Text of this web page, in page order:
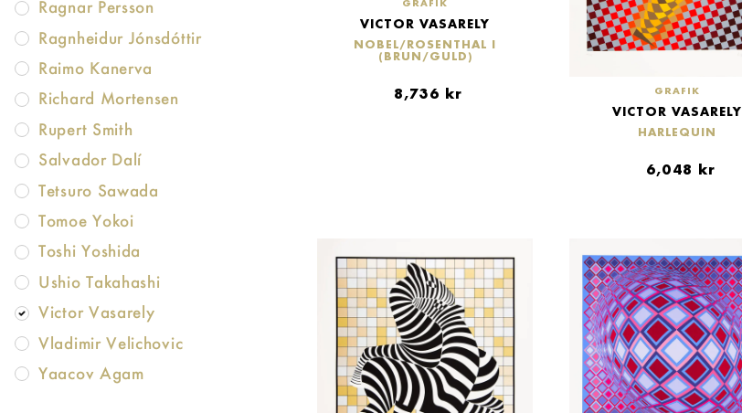
Ragnar Persson
Ragnheidur Jónsdóttir
Raimo Kanerva
Richard Mortensen
Rupert Smith
Salvador Dalí
Tetsuro Sawada
Tomoe Yokoi
Toshi Yoshida
Ushio Takahashi
Victor Vasarely
Vladimir Velichovic
Yaacov Agam
GRAFIK
VICTOR VASARELY
NOBEL/ROSENTHAL I
(BRUN/GULD)
8,736 kr GRAFIK
VICTOR VASARELY
HARLEQUIN
6,048 kr